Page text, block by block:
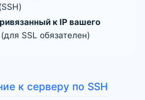
к IP вашего
(для SSL обязателен)
к серверу по SSH